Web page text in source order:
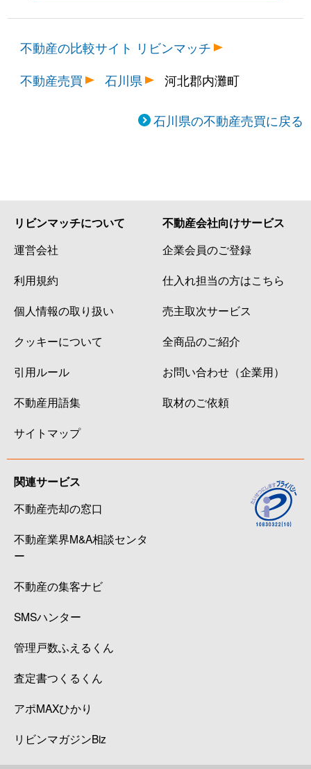
不動産の比較サイト リビンマッチ
不動産売買
石川県 河北郡内灘町
石川県の不動産売買に戻る
リビンマッチについて
運営会社
利用規約
個人情報の取り扱い
クッキーについて
引用ルール
不動産用語集
サイトマップ
不動産会社向けサービス
企業会員のご登録
仕入れ担当の方はこちら
売主取次サービス
全商品のご紹介
お問い合わせ（企業用）
取材のご依頼
関連サービス
不動産売却の窓口
不動産業界M&A相談センタ
ー
不動産の集客ナビ
SMSハンター
管理戸数ふえるくん
査定書つくるくん
アポMAXひかり
リビンマガジンBiz